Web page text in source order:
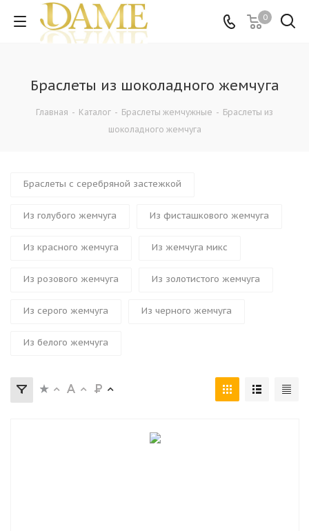
0
Браслеты из шоколадного жемчуга
Главная - Каталог - Браслеты жемчужные - Браслеты из
шоколадного жемчуга
Браслеты с серебряной застежкой
Из голубого жемчуга Из фисташкового жемчуга
Из красного жемчуга Из жемчуга микс
Из розового жемчуга Из золотистого жемчуга
Из серого жемчуга Из черного жемчуга
Из белого жемчуга